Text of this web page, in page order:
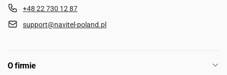
+48 22 730 12 87
support@navitel-poland.pl
O firmie